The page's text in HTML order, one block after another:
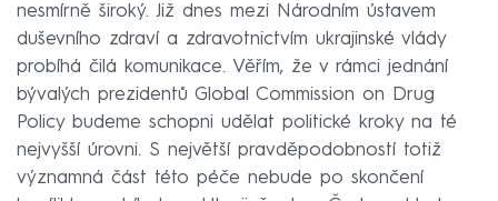
nesmírně široký. Již dnes mezi Národním ústavem
duševního zdraví a zdravotnictvím ukrajinské vlády
probíhá čilá komunikace. Věřím, že v rámci jednání
bývalých prezidentů Global Commission on Drug
Policy budeme schopni udělat politické kroky na té
nejvyšší úrovni. S největší pravděpodobností totiž
významná část této péče nebude po skončení